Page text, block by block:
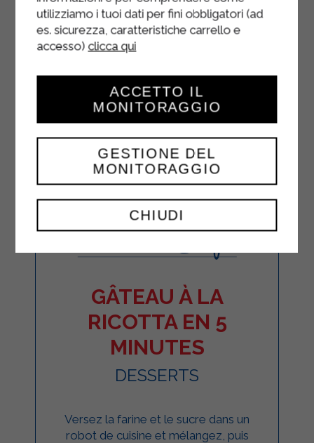
GÂTEAU À LA
RICOTTA EN 5
MINUTES
DESSERTS
Versez la farine et le sucre dans un
robot de cuisine et mélangez, puis
utilizziamo i tuoi dati per fini obbligatori (ad
es. sicurezza, caratteristiche carrello e
accesso) clicca qui
CHIUDI
GESTIONE DEL
MONITORAGGIO
ACCETTO IL
MONITORAGGIO